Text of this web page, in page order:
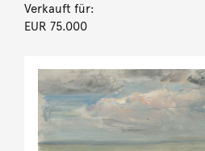
Verkauft für:
EUR 75.000